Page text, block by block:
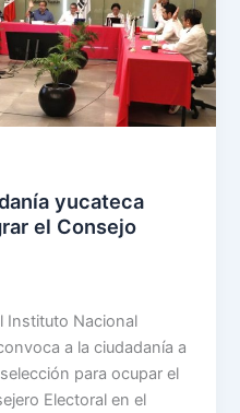
yucateca
el Consejo
Instituto Nacional
a la ciudadanía a
para ocupar el
Electoral en el